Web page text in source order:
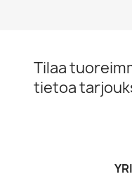
Tilaa
tietoa